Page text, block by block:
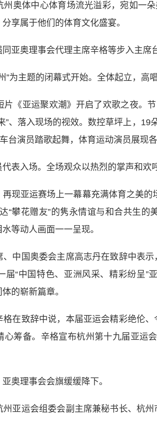
体中心体育场流光溢彩，宛如一朵
享属于他们的体育文化盛宴。
奥理事会代理主席辛格等步入主席
主题的闭幕式开始。全体起立，高
亚运聚欢潮》开启了欢歌之夜。节
”、落入现场的视效。数控草坪上，
台演员踏歌起舞，体育运动演员展现
入场。全场观众以热烈的掌声和欢
亚运赛场上一幕幕充满体育之美的
“攀花赠友”的隽永情谊与和合共生
等动人画面一一呈现。
国奥委会主席高志丹在致辞中表示
届“中国特色、亚洲风采、精彩纷呈
的崭新篇章。
致辞中说，本届亚运会精彩绝伦、
心筹备。辛格宣布杭州第十九届亚运
理事会会旗缓缓降下。
运会组委会副主席兼秘书长、杭州